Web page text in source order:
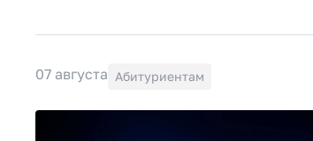
07 августа Абитуриентам